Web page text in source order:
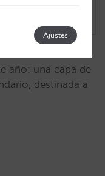
del
año: una capa de
destinada a
Ajustes